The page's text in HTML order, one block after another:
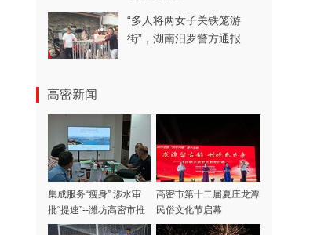
“多人将两女子关铁笼游
街”，湖南汨罗警方通报
高密新闻
集成服务“瘦身” 涉水审
批“提速”--潍坊高密市推
出“涉水审批一件事”集成
高密市第十二届夏庄龙潭
民俗文化节启幕